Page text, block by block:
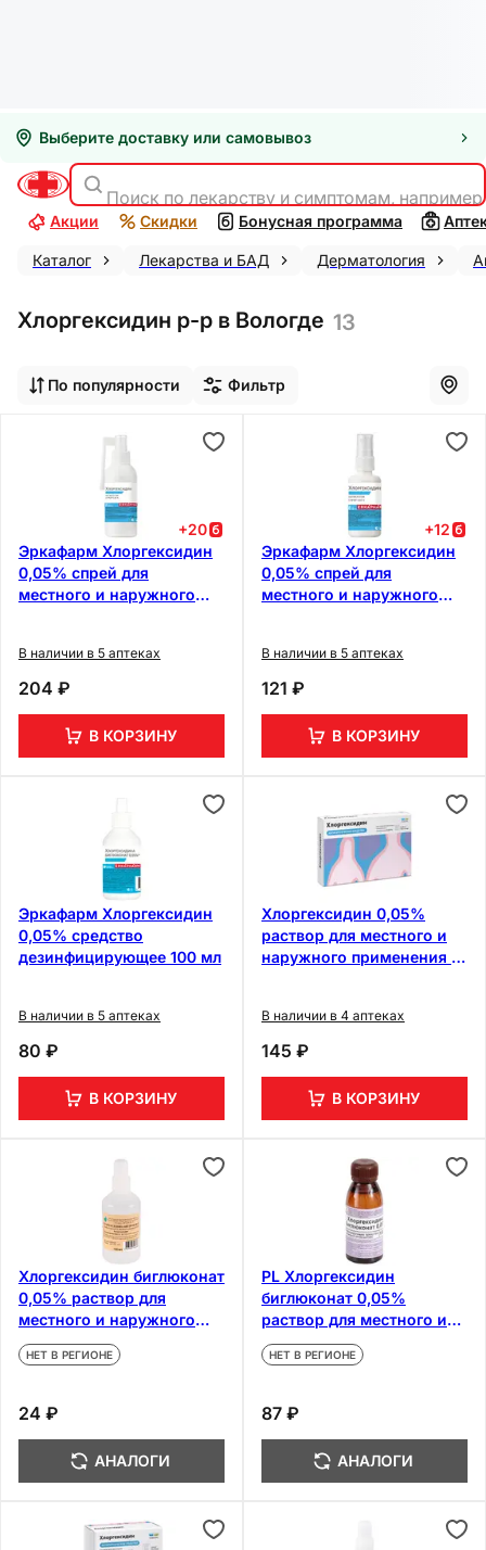
Выберите доставку или самовывоз
Поиск по лекарству и симптомам,
Акции Скидки Бонусная программа
Каталог Лекарства и БАД Дерматология
Хлоргексидин р-р в Вологде 13
По популярности Фильтр
+20
Эркафарм Хлоргексидин
0,05% спрей для
местного и наружного
В наличии в 5 аптеках
204 ₽
В КОРЗИНУ
+12
Эркафарм Хлоргексидин
0,05% спрей для
местного и наружного
В наличии в 5 аптеках
121 ₽
В КОРЗИНУ
Эркафарм Хлоргексидин
0,05% средство
дезинфицирующее 100 мл
В наличии в 5 аптеках
80 ₽
В КОРЗИНУ
Хлоргексидин 0,05%
раствор для местного и
наружного применения 10
В наличии в 4 аптеках
145 ₽
В КОРЗИНУ
Хлоргексидин биглюконат
0,05% раствор для
местного и наружного
применения 100 мл
НЕТ В РЕГИОНЕ
24 ₽
АНАЛОГИ
PL Хлоргексидин
биглюконат 0,05%
раствор для местного и
наружного применения
100 мл
НЕТ В РЕГИОНЕ
87 ₽
АНАЛОГИ